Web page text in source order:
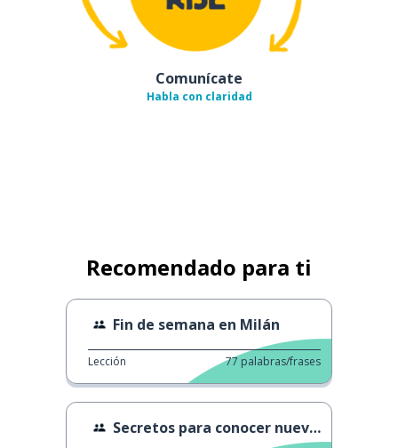
Comunícate
Habla con claridad
Recomendado para ti
Fin de semana en Milán
Lección 77 palabras/frases
Secretos para conocer nuevos amigos